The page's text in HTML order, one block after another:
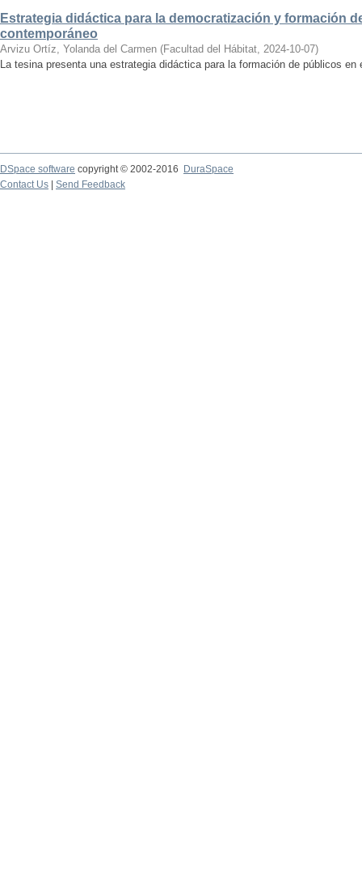
Estrategia didáctica para la democratización y formación
contemporáneo
Arvizu Ortíz, Yolanda del Carmen (Facultad del Hábitat, 2024-10-07)
La tesina presenta una estrategia didáctica para la formación de públicos en
DSpace software copyright © 2002-2016
DuraSpace
Contact Us
Send Feedback